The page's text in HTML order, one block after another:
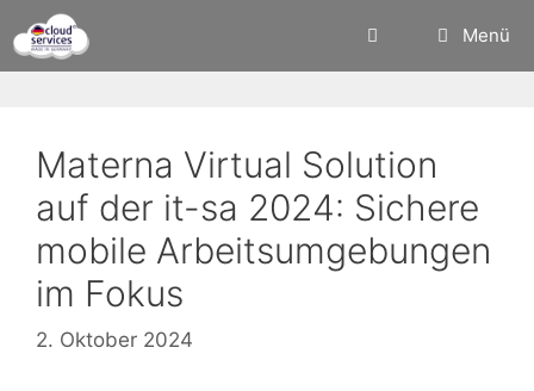
Inhalt
springen
Menü
Materna Virtual Solution
auf der it-sa 2024: Sichere
mobile Arbeitsumgebungen
im Fokus
2. Oktober 2024